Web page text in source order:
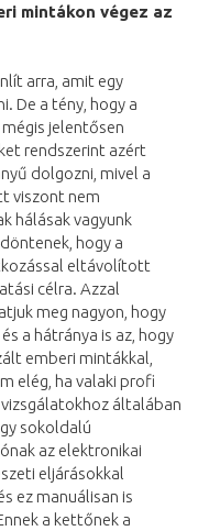
mintákon végez az
arra, amit egy
De a tény, hogy a
jelentősen
rendszerint azért
dolgozni, mivel a
viszont nem
hálásak vagyunk
hogy a
eltávolított
célra. Azzal
meg nagyon, hogy
a hátránya is az, hogy
emberi mintákkal,
elég, ha valaki profi
általában
sokoldalú
az elektronikai
eljárásokkal
ez manuálisan is
a kettőnek a